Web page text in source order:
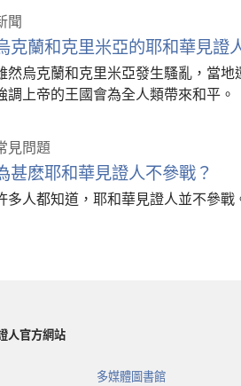
聞
克蘭和克里米亞的耶和華見證
然烏克蘭和克里米亞發生騷亂，當
調上帝的王國會為全人類帶來和平。
見問題
甚麽耶和華見證人不參戰？
多人都知道，耶和華見證人並不參戰
人官方網站
多媒體圖書館